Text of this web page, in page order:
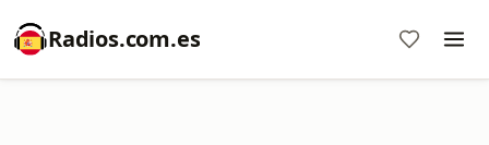
Radios.com.es